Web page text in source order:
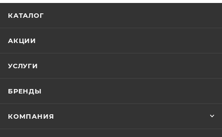
КАТАЛОГ
АКЦИИ
УСЛУГИ
БРЕНДЫ
КОМПАНИЯ